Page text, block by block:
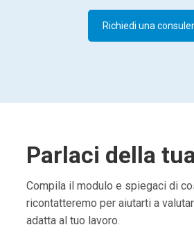
Richiedi una
Parlaci della
Compila il modulo e spiegaci di
ricontatteremo per aiutarti a
adatta al tuo lavoro.